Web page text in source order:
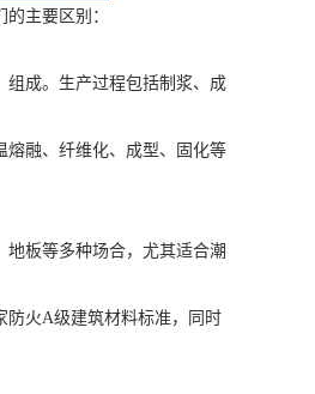
主要区别：‌
组成。生产过程包括制浆、成
熔融、纤维化、成型、固化等
板等多种场合，尤其适合潮
防火A级建筑材料标准，同时